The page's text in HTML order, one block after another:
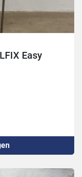
Easy